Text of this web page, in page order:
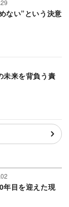
ない”という決意
未来を背負う責
年目を迎えた現